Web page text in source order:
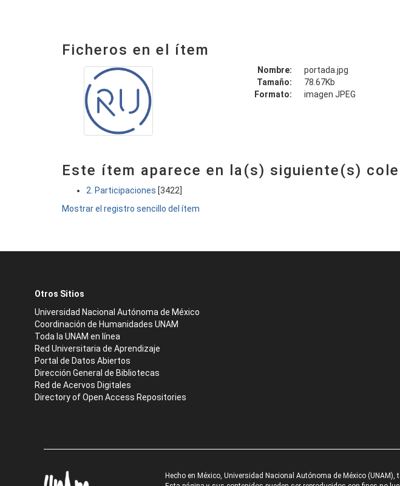
Ficheros en el ítem
Nombre:
portada.jpg
Tamaño:
78.67Kb
Formato:
imagen JPEG
Este ítem aparece en la(s) siguiente(s)
2. Participaciones [3422]
Mostrar el registro sencillo del ítem
Otros Sitios
Universidad Nacional Autónoma de México
Coordinación de Humanidades UNAM
Toda la UNAM en línea
Red Universitaria de Aprendizaje
Portal de Datos Abiertos
Dirección General de Bibliotecas
Red de Acervos Digitales
Directory of Open Access Repositories
Hecho en México, Universidad Nacional Autónoma de México